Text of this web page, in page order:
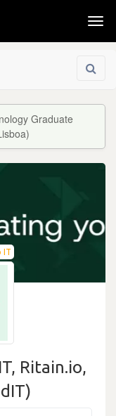
Graduate
IT
Ritain.io,